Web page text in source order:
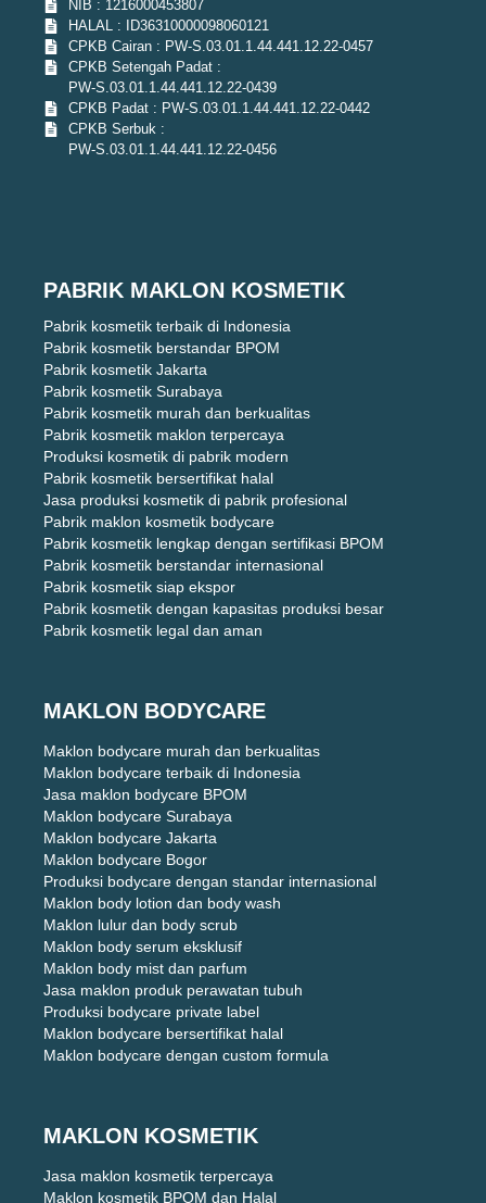
NIB : 1216000453807
HALAL : ID36310000098060121
CPKB Cairan : PW-S.03.01.1.44.441.12.22-0457
CPKB Setengah Padat :
PW-S.03.01.1.44.441.12.22-0439
CPKB Padat : PW-S.03.01.1.44.441.12.22-0442
CPKB Serbuk :
PW-S.03.01.1.44.441.12.22-0456
PABRIK MAKLON KOSMETIK
Pabrik kosmetik terbaik di Indonesia
Pabrik kosmetik berstandar BPOM
Pabrik kosmetik Jakarta
Pabrik kosmetik Surabaya
Pabrik kosmetik murah dan berkualitas
Pabrik kosmetik maklon terpercaya
Produksi kosmetik di pabrik modern
Pabrik kosmetik bersertifikat halal
Jasa produksi kosmetik di pabrik profesional
Pabrik maklon kosmetik bodycare
Pabrik kosmetik lengkap dengan sertifikasi BPOM
Pabrik kosmetik berstandar internasional
Pabrik kosmetik siap ekspor
Pabrik kosmetik dengan kapasitas produksi besar
Pabrik kosmetik legal dan aman
MAKLON BODYCARE
Maklon bodycare murah dan berkualitas
Maklon bodycare terbaik di Indonesia
Jasa maklon bodycare BPOM
Maklon bodycare Surabaya
Maklon bodycare Jakarta
Maklon bodycare Bogor
Produksi bodycare dengan standar internasional
Maklon body lotion dan body wash
Maklon lulur dan body scrub
Maklon body serum eksklusif
Maklon body mist dan parfum
Jasa maklon produk perawatan tubuh
Produksi bodycare private label
Maklon bodycare bersertifikat halal
Maklon bodycare dengan custom formula
MAKLON KOSMETIK
Jasa maklon kosmetik terpercaya
Maklon kosmetik BPOM dan Halal